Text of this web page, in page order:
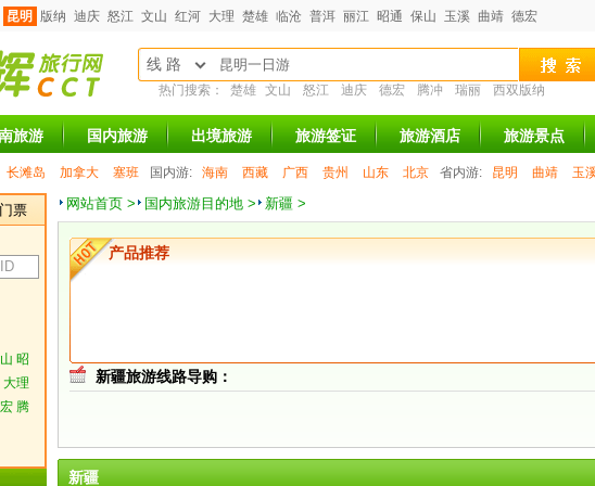
昆明 版纳 迪庆 怒江 文山 红河 大理 楚雄 临沧 普洱 丽江 昭通 保山 玉溪 曲靖 德宏
线 路
热门搜索： 楚雄 文山 怒江 迪庆 德宏 腾冲 瑞丽 西双版纳
旅游 国内旅游 出境旅游 旅游签证 旅游酒店 旅游景点
长滩岛 加拿大 塞班 国内游: 海南 西藏 广西 贵州 山东 北京 省内游: 昆明 曲靖 玉
门票
昭
大理
腾
网站首页 > 国内旅游目的地 > 新疆 >
产品推荐
新疆旅游线路导购：
新疆